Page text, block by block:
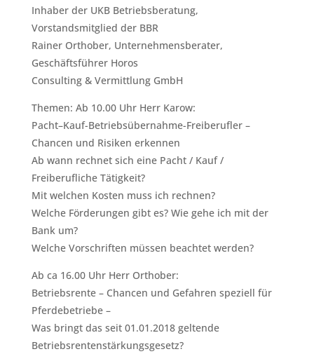
Inhaber der UKB Betriebsberatung,
Vorstandsmitglied der BBR
Rainer Orthober, Unternehmensberater,
Geschäftsführer Horos
Consulting & Vermittlung GmbH
Themen: Ab 10.00 Uhr Herr Karow:
Pacht–Kauf-Betriebsübernahme-Freiberufler –
Chancen und Risiken erkennen
Ab wann rechnet sich eine Pacht / Kauf /
Freiberufliche Tätigkeit?
Mit welchen Kosten muss ich rechnen?
Welche Förderungen gibt es? Wie gehe ich mit der
Bank um?
Welche Vorschriften müssen beachtet werden?
Ab ca 16.00 Uhr Herr Orthober:
Betriebsrente – Chancen und Gefahren speziell für
Pferdebetriebe –
Was bringt das seit 01.01.2018 geltende
Betriebsrentenstärkungsgesetz?